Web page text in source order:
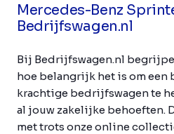
Mercedes-Benz
Bedrijfswagen.nl
Bij Bedrijfswagen.nl
hoe belangrijk het is om een
krachtige bedrijfswagen te
al jouw zakelijke behoeften.
met trots onze online